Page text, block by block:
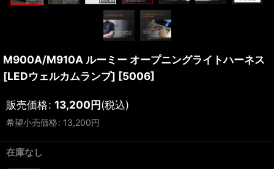
M900A/M910A ルーミー オープニングライトハーネス
[LEDウェルカムランプ] [5006]
販売価格: 13,200円(税込)
希望小売価格: 13,200円
在庫なし